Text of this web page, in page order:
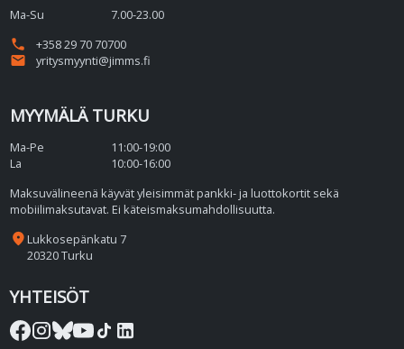
Ma-Su
7.00-23.00
phone
+358 29 70 70700
email
yritysmyynti@jimms.fi
MYYMÄLÄ TURKU
Ma-Pe
11:00-19:00
La
10:00-16:00
Maksuvälineenä käyvät yleisimmät pankki- ja luottokortit sekä
mobiilimaksutavat. Ei käteismaksumahdollisuutta.
place Lukkosepänkatu 7
20320 Turku
YHTEISÖT